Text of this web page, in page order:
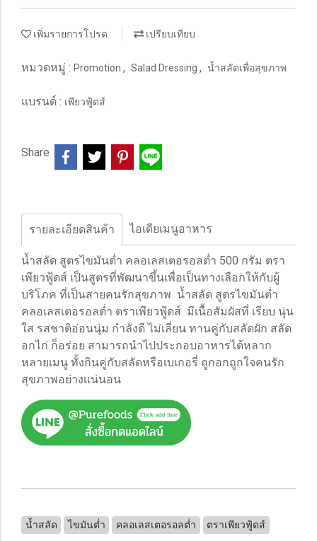
เพิ่มรายการโปรด เปรียบเทียบ
หมวดหมู่ : Promotion , Salad Dressing , น้ำสลัดเพื่อสุขภาพ
แบรนด์ : เพียวฟู้ดส์
Share
รายละเอียดสินค้า ไอเดียเมนูอาหาร
น้ำสลัด สูตรไขมันต่ำ คลอเลสเตอรอลต่ำ 500 กรัม ตรา
เพียวฟู้ดส์ เป็นสูตรที่พัฒนาขึ้นเพื่อเป็นทางเลือกให้กับผู้
บริโภค ที่เป็นสายคนรักสุขภาพ น้ำสลัด สูตรไขมันต่ำ
คลอเลสเตอรอลต่ำ ตราเพียวฟู้ดส์ มีเนื้อสัมผัสที่ เรียบ นุ่น
ใส รสชาติอ่อนนุ่ม กำลังดี ไม่เลี่ยน ทานคู่กับสลัดผัก สลัด
อกไก่ ก็อร่อย สามารถนำไปประกอบอาหารได้หลาก
หลายเมนู ทั้งกินคู่กับสลัดหรือเบเกอรี่ ถูกอกถูกใจคนรัก
สุขภาพอย่างเเน่นอน
น้ำสลัด ไขมันต่ำ คลอเลสเตอรอลต่ำ ตราเพียวฟู้ดส์